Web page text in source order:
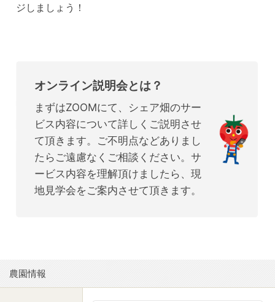
ジしましょう！
オンライン説明会とは？
まずはZOOMにて、シェア畑のサー
ビス内容について詳しくご説明させ
て頂きます。ご不明点などありまし
たらご遠慮なくご相談ください。サ
ービス内容を理解頂けましたら、現
地見学会をご案内させて頂きます。
農園情報